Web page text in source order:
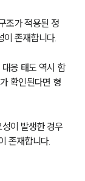
조가 적용된 정
이 존재합니다.
응 태도 역시 함
확인된다면 형
이 발생한 경우
존재합니다.